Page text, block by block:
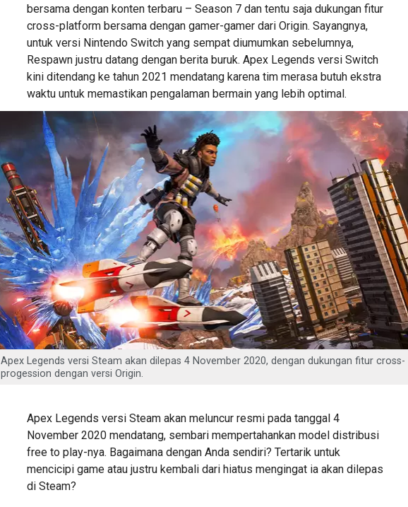
bersama dengan konten terbaru – Season 7 dan tentu saja dukungan fitur
cross-platform bersama dengan gamer-gamer dari Origin. Sayangnya,
untuk versi Nintendo Switch yang sempat diumumkan sebelumnya,
Respawn justru datang dengan berita buruk. Apex Legends versi Switch
kini ditendang ke tahun 2021 mendatang karena tim merasa butuh ekstra
waktu untuk memastikan pengalaman bermain yang lebih optimal.
Apex Legends versi Steam akan dilepas 4 November 2020, dengan dukungan fitur cross-
progession dengan versi Origin.
Apex Legends versi Steam akan meluncur resmi pada tanggal 4
November 2020 mendatang, sembari mempertahankan model distribusi
free to play-nya. Bagaimana dengan Anda sendiri? Tertarik untuk
mencicipi game atau justru kembali dari hiatus mengingat ia akan dilepas
di Steam?